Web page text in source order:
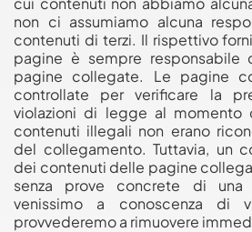
non ci assumiamo alcuna
contenuti di terzi. Il rispettivo
pagine è sempre responsabile
pagine collegate. Le pagine
controllate per verificare la
violazioni di legge al momento
contenuti illegali non erano
del collegamento. Tuttavia, un
dei contenuti delle pagine
senza prove concrete di una
venissimo a conoscenza di
provvederemo a rimuovere